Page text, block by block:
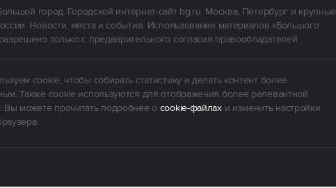
город. Городской интернет-сайт bg.ru. Москва, Петербург и крупные
Новости, места и события. Использование материалов «Большого
только с предварительного согласия правообладателей.
cookie, чтобы собирать статистику и делать контент более
Также cookie используются для отображения более релевантной
Вы можете прочитать подробнее о cookie-файлахи изменить настройки